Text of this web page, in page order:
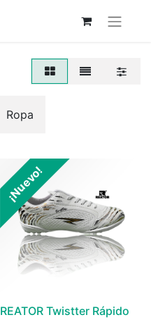
Ropa
¡Nuevo!
REATOR Twistter Rápido